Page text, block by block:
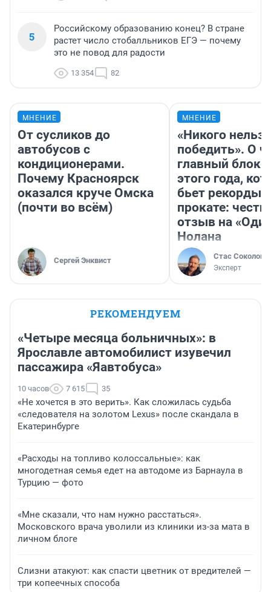
5
Российскому образованию конец? В стране
растет число стобалльников ЕГЭ — почему
это не повод для радости
13 354 82
МНЕНИЕ
От сусликов до
автобусов с
кондиционерами.
Почему Красноярск
оказался круче Омска
(почти во всём)
Сергей Энквист
МНЕНИЕ
«Никого нельзя
победить». О
главный
этого года,
бьет рекорды в
прокате:
отзыв на
Нолана
Стас Соколов
Эксперт
РЕКОМЕНДУЕМ
«Четыре месяца больничных»: в
Ярославле автомобилист изувечил
пассажира «Яавтобуса»
10 часов 7 615 35
«Не хочется в это верить». Как сложилась судьба
«следователя на золотом Lexus» после скандала в
Екатеринбурге
«Расходы на топливо колоссальные»: как
многодетная семья едет на автодоме из Барнаула в
Турцию — фото
«Мне сказали, что нам нужно расстаться».
Московского врача уволили из клиники из-за мата в
личном блоге
Слизни атакуют: как спасти цветник от вредителей —
три копеечных способа